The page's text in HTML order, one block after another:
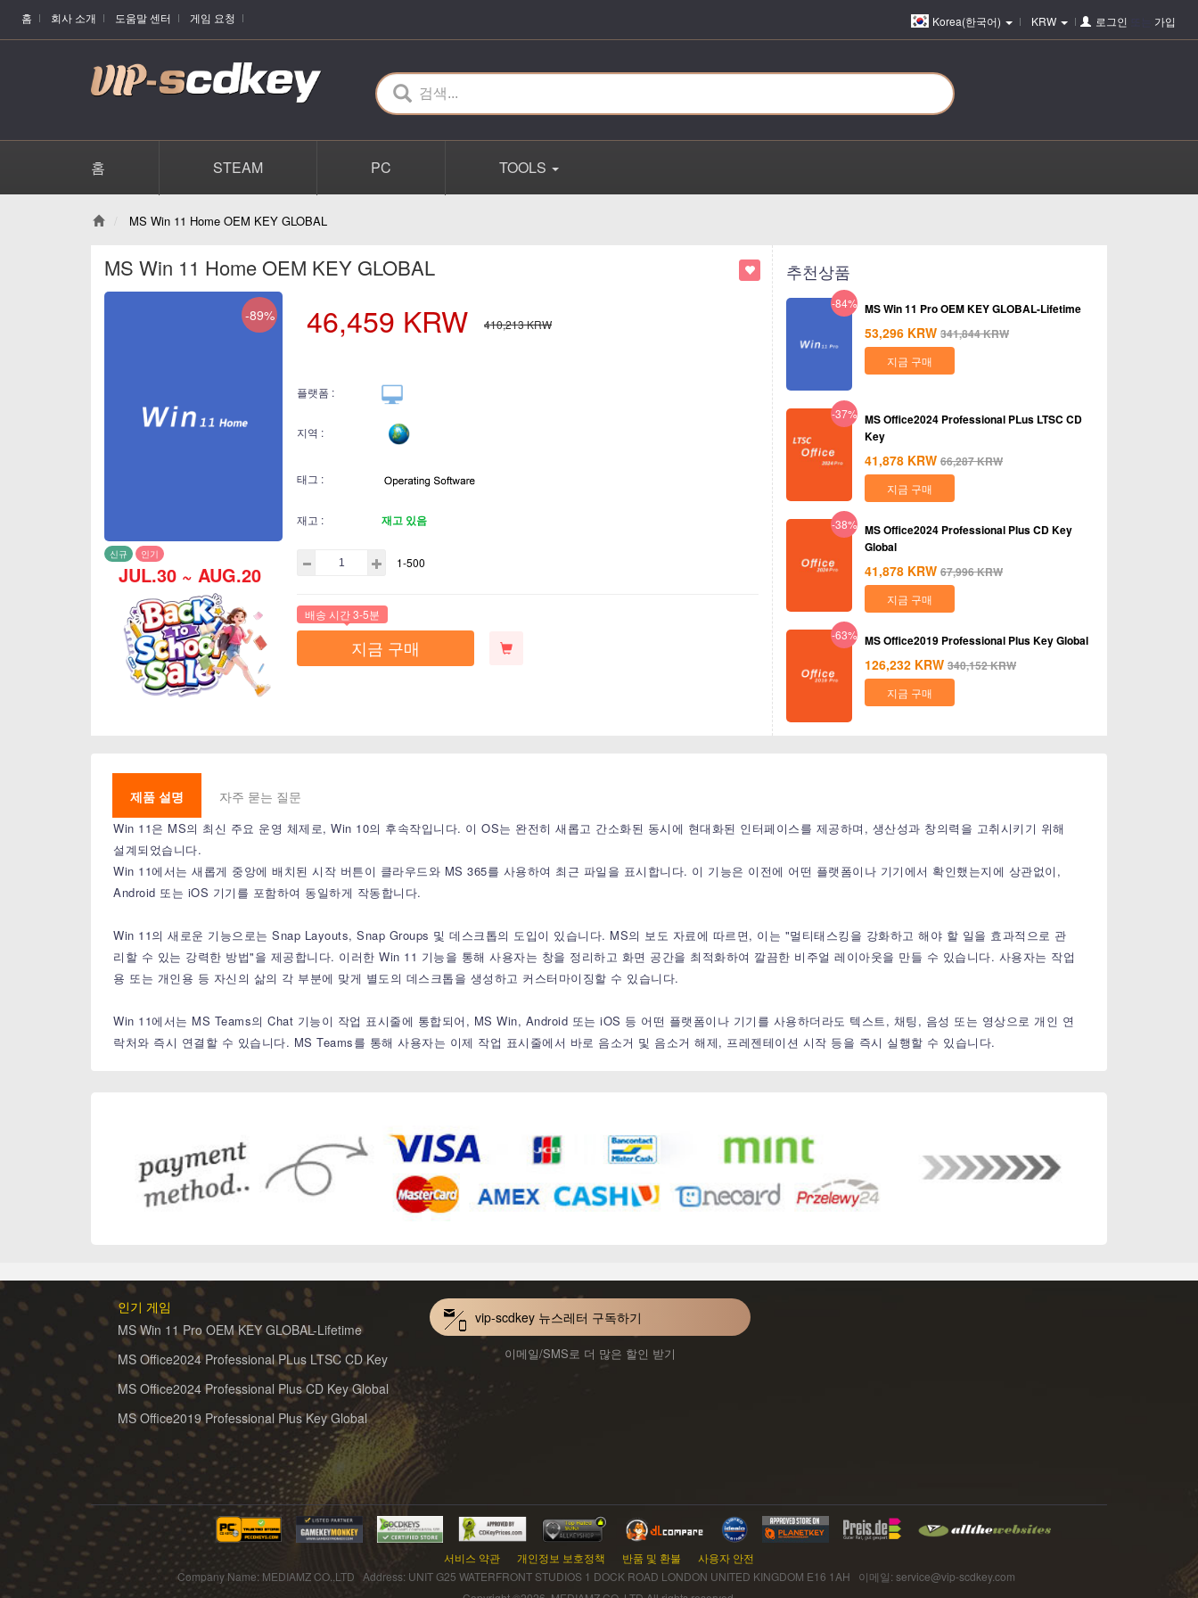
홈 회사 소개 도움말 센터 게임 요청 Korea(한국어) KRW 로그인 가입
홈 STEAM PC TOOLS
MS Win 11 Home OEM KEY GLOBAL
MS Win 11 Home OEM KEY GLOBAL
-89%
JUL.30 ~ AUG.20
신규 인기
46,459 KRW 410,213KRW
플랫폼 :
지역 :
태그 :
재고 : 재고 있음
1-500
배송 시간 3-5분
지금 구매
추천상품
-84% MS Win 11 Pro OEM KEY GLOBAL-Lifetime
53,296 KRW 341,844KRW
지금 구매
-37% MS Office2024 Professional PLus LTSC CD
Key
41,878 KRW 66,287KRW
지금 구매
-38% MS Office2024 Professional Plus CD Key
Global
41,878 KRW 67,996KRW
지금 구매
-63% MS Office2019 Professional Plus Key Global
126,232 KRW 340,152KRW
지금 구매
제품 설명 자주 묻는 질문
Win 11은 MS의 최신 주요 운영 체제로, Win 10의 후속작입니다. 이 OS는 완전히 새롭고 간소화된 동시에 현대화된 인터페이스를 제공하며, 생산성과 창의력을 고취시키기 위해
설계되었습니다.
Win 11에서는 새롭게 중앙에 배치된 시작 버튼이 클라우드와 MS 365를 사용하여 최근 파일을 표시합니다. 이 기능은 이전에 어떤 플랫폼이나 기기에서 확인했는지에 상관없이,
Android 또는 iOS 기기를 포함하여 동일하게 작동합니다.
Win 11의 새로운 기능으로는 Snap Layouts, Snap Groups 및 데스크톱의 도입이 있습니다. MS의 보도 자료에 따르면, 이는 "멀티태스킹을 강화하고 해야 할 일을 효과적으로 관
리할 수 있는 강력한 방법"을 제공합니다. 이러한 Win 11 기능을 통해 사용자는 창을 정리하고 화면 공간을 최적화하여 깔끔한 비주얼 레이아웃을 만들 수 있습니다. 사용자는 작업
용 또는 개인용 등 자신의 삶의 각 부분에 맞게 별도의 데스크톱을 생성하고 커스터마이징할 수 있습니다.
Win 11에서는 MS Teams의 Chat 기능이 작업 표시줄에 통합되어, MS Win, Android 또는 iOS 등 어떤 플랫폼이나 기기를 사용하더라도 텍스트, 채팅, 음성 또는 영상으로 개인 연
락처와 즉시 연결할 수 있습니다. MS Teams를 통해 사용자는 이제 작업 표시줄에서 바로 음소거 및 음소거 해제, 프레젠테이션 시작 등을 즉시 실행할 수 있습니다.
인기 게임
MS Win 11 Pro OEM KEY GLOBAL-Lifetime
MS Office2024 Professional PLus LTSC CD Key
MS Office2024 Professional Plus CD Key Global
MS Office2019 Professional Plus Key Global
vip-scdkey 뉴스레터 구독하기
이메일/SMS로 더 많은 할인 받기
서비스 약관 개인정보 보호정책 반품 및 환불
사용자 안전
Company Name: MEDIAMZ CO.,LTD Address: UNIT G25 WATERFRONT STUDIOS 1 DOCK ROAD LONDON UNITED KINGDOM E16 1AH 이메일: service@vip-scdkey.com